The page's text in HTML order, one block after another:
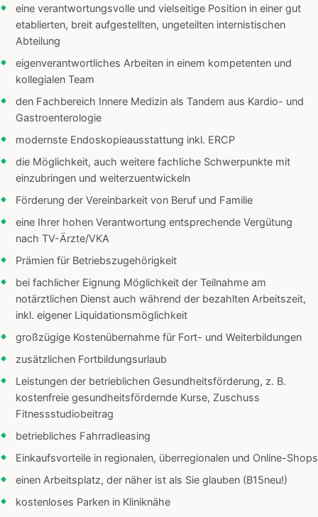
eine verantwortungsvolle und vielseitige Position in einer gut
etablierten, breit aufgestellten, ungeteilten internistischen
Abteilung
eigenverantwortliches Arbeiten in einem kompetenten und
kollegialen Team
den Fachbereich Innere Medizin als Tandem aus Kardio- und
Gastroenterologie
modernste Endoskopieausstattung inkl. ERCP
die Möglichkeit, auch weitere fachliche Schwerpunkte mit
einzubringen und weiterzuentwickeln
Förderung der Vereinbarkeit von Beruf und Familie
eine Ihrer hohen Verantwortung entsprechende Vergütung
nach TV-Ärzte/VKA
Prämien für Betriebszugehörigkeit
bei fachlicher Eignung Möglichkeit der Teilnahme am
notärztlichen Dienst auch während der bezahlten Arbeitszeit,
inkl. eigener Liquidationsmöglichkeit
großzügige Kostenübernahme für Fort- und Weiterbildungen
zusätzlichen Fortbildungsurlaub
Leistungen der betrieblichen Gesundheitsförderung, z. B.
kostenfreie gesundheitsfördernde Kurse, Zuschuss
Fitnessstudiobeitrag
betriebliches Fahrradleasing
Einkaufsvorteile in regionalen, überregionalen und Online-Shops
einen Arbeitsplatz, der näher ist als Sie glauben (B15neu!)
kostenloses Parken in Kliniknähe